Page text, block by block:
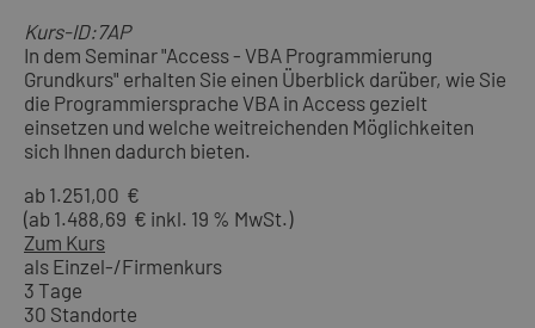
Kurs-ID:7AP
In dem Seminar "Access - VBA Programmierung
Grundkurs" erhalten Sie einen Überblick darüber, wie Sie
die Programmiersprache VBA in Access gezielt
einsetzen und welche weitreichenden Möglichkeiten
sich Ihnen dadurch bieten.
ab 1.251,00 €
(ab 1.488,69 € inkl. 19 % MwSt.)
Zum Kurs
als Einzel-/Firmenkurs
3 Tage
30 Standorte